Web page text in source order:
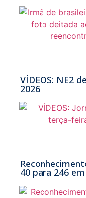
VÍDEOS: NE2
2026
40 para 246